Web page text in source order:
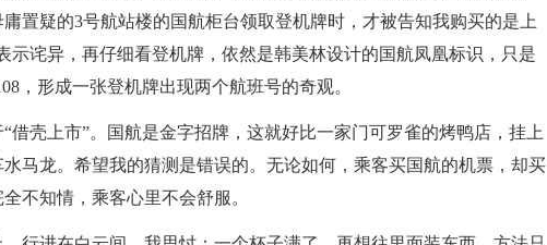
置疑的3号航站楼的国航柜台领取登机牌时，才被告知我购买的是上
示诧异，再仔细看登机牌，依然是韩美林设计的国航凤凰标识，只是
，形成一张登机牌出现两个航班号的奇观。
借壳上市”。国航是金字招牌，这就好比一家门可罗雀的烤鸭店，挂上
马龙。希望我的猜测是错误的。无论如何，乘客买国航的机票，却买
不知情，乘客心里不会舒服。